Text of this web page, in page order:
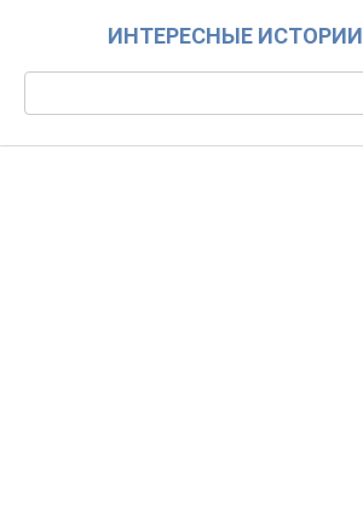
ИНТЕРЕСНЫЕ ИСТОРИИ